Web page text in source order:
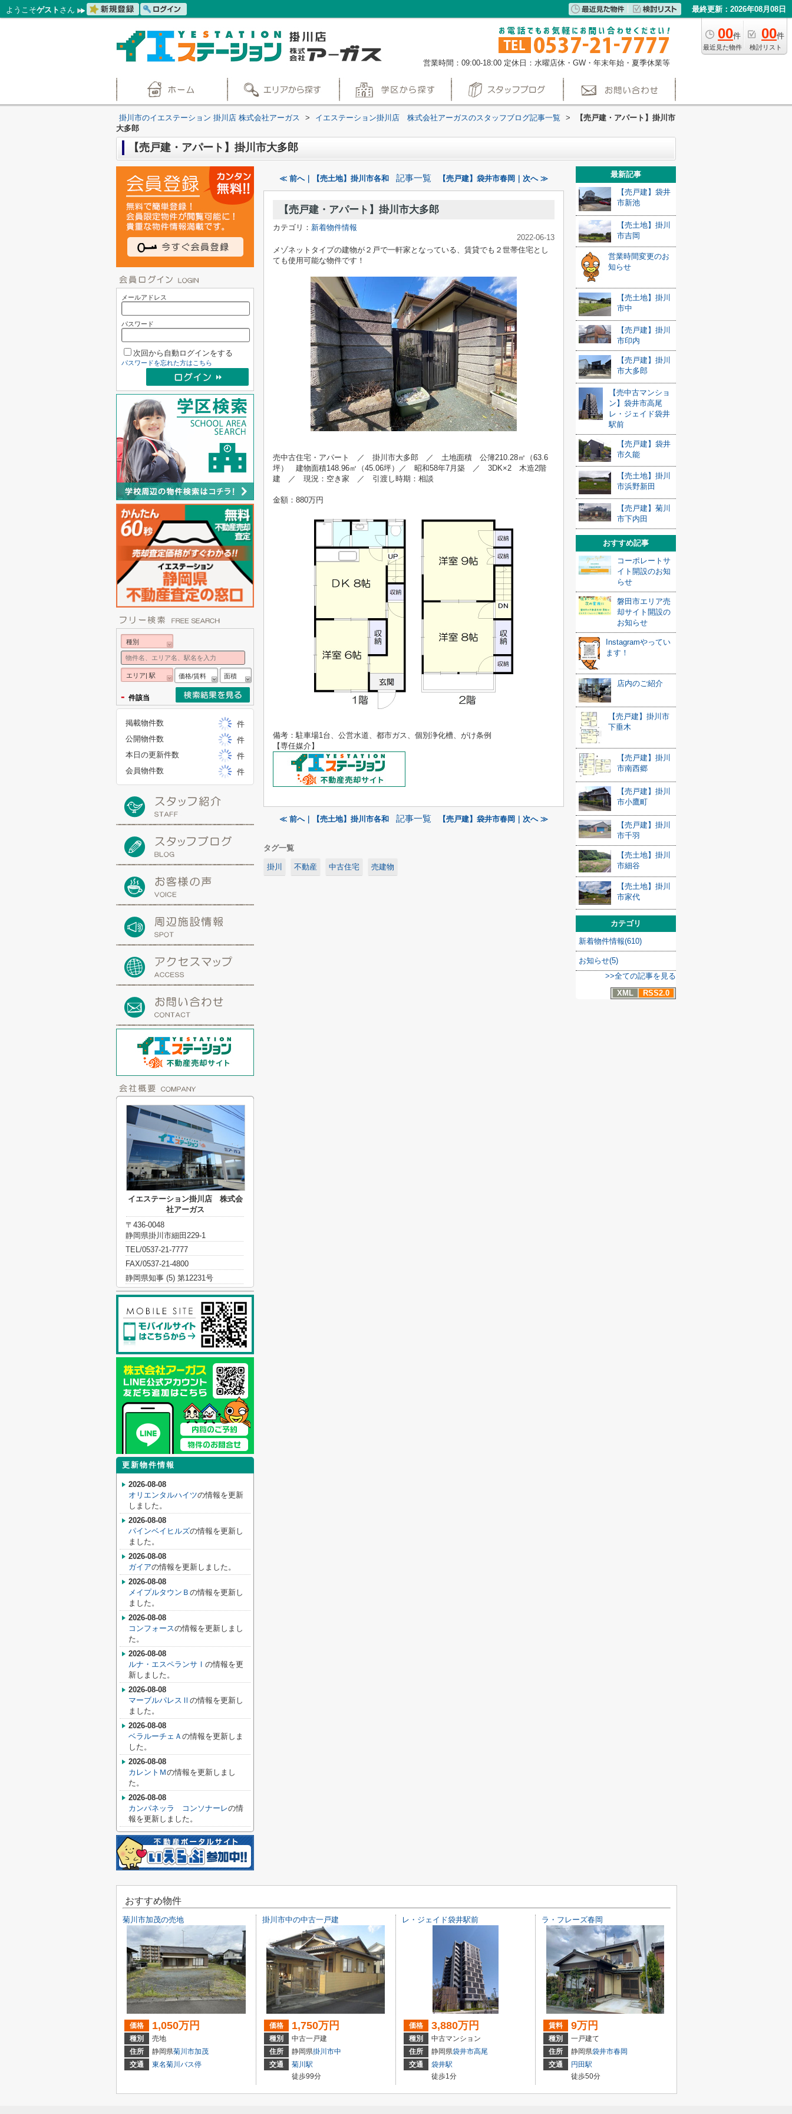
ようこそゲスト さん 最終更新：2026年08月08日
00件
最近見た物件
00件
検討リスト
営業時間：09:00-18:00 定休日：水曜店休・GW・年末年始・夏季休業等
掛川市のイエステーション 掛川店 株式会社アーガス > イエステーション掛川店 株式会社アーガスのスタッフブログ記事一覧 >
【売戸建・アパート】掛川市
大多郎
【売戸建・アパート】掛川市大多郎
≪ 前へ｜【売土地】掛川市各和 記事一覧 【売戸建】袋井市春岡｜次へ ≫
【売戸建・アパート】掛川市大多郎
カテゴリ： 新着物件情報
2022-06-13
メゾネットタイプの建物が２戸で一軒家となっている、賃貸でも２世帯住宅とし
ても使用可能な物件です！
売中古住宅・アパート ／ 掛川市大多郎 ／ 土地面積 公簿210.28㎡（63.6
坪） 建物面積148.96㎡（45.06坪）／ 昭和58年7月 築 ／ 3DK×2 木造2階
建 ／ 現況：空き家 ／ 引渡し時期：相談
金額 ：880万円
備考： 駐車場1台、公営水道、都市ガス、個別浄化槽、がけ条例
【専任媒介】
≪ 前へ｜【売土地】掛川市各和 記事一覧 【売戸建】袋井市春岡｜次へ ≫
タグ一覧
掛川 不動産 中古住宅 売建物
最新記事
【売戸建】袋井
市新池
【売土地】掛川
市吉岡
営業時間変更のお
知らせ
【売土地】掛川
市中
【売戸建】掛川
市印内
【売戸建】掛川
市大多郎
【売中古マンショ
ン】袋井市高尾
レ・ジェイド袋井
駅前
【売戸建】袋井
市久能
【売土地】掛川
市浜野新田
【売戸建】菊川
市下内田
おすすめ記事
コーポレートサ
イト開設のお知
らせ
磐田市エリア売
却サイト開設の
お知らせ
Instagramやってい
ます！
店内のご紹介
【売戸建】掛川市
下垂木
【売戸建】掛川
市南西郷
【売戸建】掛川
市小鷹町
【売戸建】掛川
市千羽
【売土地】掛川
市細谷
【売土地】掛川
市家代
カテゴリ
新着物件情報(610)
お知らせ(5)
>>全ての記事を見る
XML
RSS2.0
メールアドレス
パスワード
次回から自動ログインをする
パスワードを忘れた方はこちら
種別
エリア| 駅 価格/賃料 面積
- 件該当
掲載物件数
件
公開物件数
件
本日の更新件数
件
会員物件数
件
イエステーション掛川店 株式会
社アーガス
〒436-0048
静岡県掛川市細田229-1
TEL/0537-21-7777
FAX/0537-21-4800
静岡県知事 (5) 第12231号
更新物件情報
2026-08-08
オリエンタルハイツの情報を更新
しました。
2026-08-08
パインベイヒルズの情報を更新し
ました。
2026-08-08
ガイアの情報を更新しました。
2026-08-08
メイプルタウンＢ の情報を更新し
ました。
2026-08-08
コンフォースの情報を更新しまし
た。
2026-08-08
ルナ・エスペランサⅠ の情報を更
新しました。
2026-08-08
マーブルパレスⅡ の情報を更新し
ました。
2026-08-08
ベラルーチェＡ の情報を更新しま
した。
2026-08-08
カレントＭの情報を更新しまし
た。
2026-08-08
カンパネッラ コンソナーレの情
報を更新しました。
おすすめ物件
菊川市加茂の売地
価格 1,050万円
種別
売地
住所
静岡県菊川市加茂
交通
東名菊川バス停
掛川市中の中古一戸建
価格 1,750万円
種別
中古一戸建
住所
静岡県掛川市中
交通
菊川駅
徒歩99分
レ・ジェイド袋井駅前
価格 3,880万円
種別
中古マンション
住所
静岡県袋井市高尾
交通
袋井駅
徒歩1分
ラ・フレーズ春岡
賃料 9万円
種別
一戸建て
住所
静岡県袋井市春岡
交通
円田駅
徒歩50分